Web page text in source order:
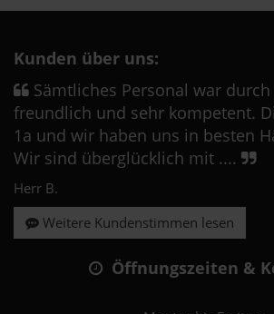
Kunden über uns:
Sämtliches Personal war
freundlich und sehr kompetent.
1a und wir haben uns in besten
Wir sind überglücklich mit ....
Herr B.
Weitere Kundenstimmen lesen
Öffnungszeiten &